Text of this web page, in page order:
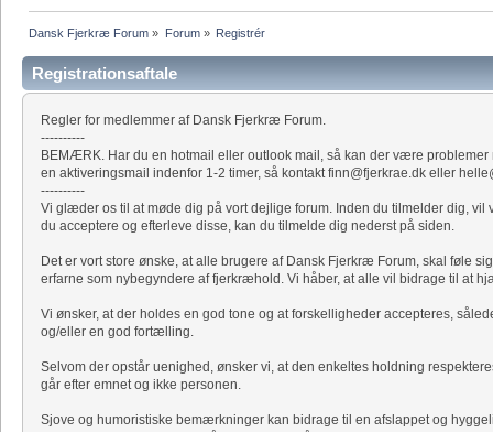
Dansk Fjerkræ Forum » Forum» Registrér
Registrationsaftale
Regler for medlemmer af Dansk Fjerkræ Forum.
----------
BEMÆRK. Har du en hotmail eller outlook mail, så kan der være
en aktiveringsmail indenfor 1-2 timer, så kontakt finn@fjerkrae.dk eller
----------
Vi glæder os til at møde dig på vort dejlige forum. Inden du tilmelder dig,
du acceptere og efterleve disse, kan du tilmelde dig nederst på siden.
Det er vort store ønske, at alle brugere af Dansk Fjerkræ Forum, skal føle
erfarne som nybegyndere af fjerkræhold. Vi håber, at alle vil bidrage til at
Vi ønsker, at der holdes en god tone og at forskelligheder accepteres,
og/eller en god fortælling.
Selvom der opstår uenighed, ønsker vi, at den enkeltes holdning
går efter emnet og ikke personen.
Sjove og humoristiske bemærkninger kan bidrage til en afslappet og